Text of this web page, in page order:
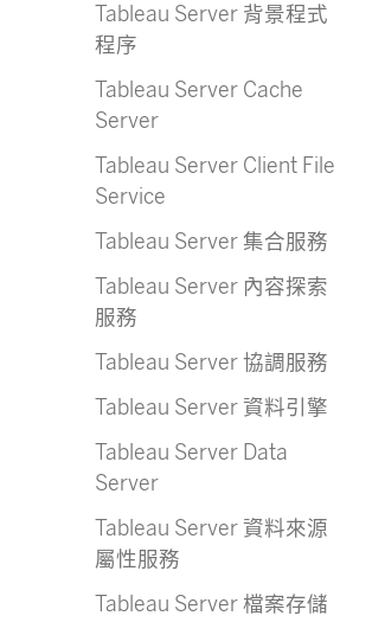
Tableau Server 背景程式
程序
Tableau Server Cache
Server
Tableau Server Client File
Service
Tableau Server 集合服務
Tableau Server 內容探索
服務
Tableau Server 協調服務
Tableau Server 資料引擎
Tableau Server Data
Server
Tableau Server 資料來源
屬性服務
Tableau Server 檔案存儲